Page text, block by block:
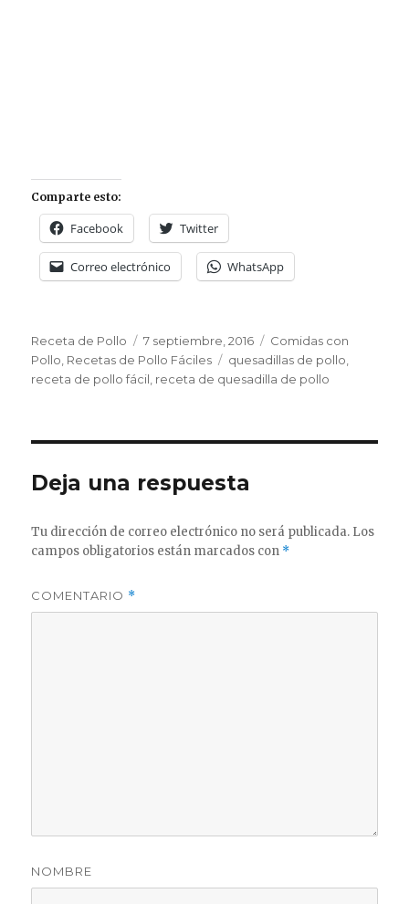
Comparte esto:
Facebook Twitter
Correo electrónico WhatsApp
Autor
Receta de Pollo
Publicado
el
7 septiembre, 2016 Categorías
Comidas con
Pollo Recetas de Pollo Fáciles Etiquetas
quesadillas de pollo
receta de pollo fácil receta de quesadilla de pollo
Deja una respuesta
Tu dirección de correo electrónico no será publicada. Los
campos obligatorios están marcados con *
COMENTARIO *
NOMBRE